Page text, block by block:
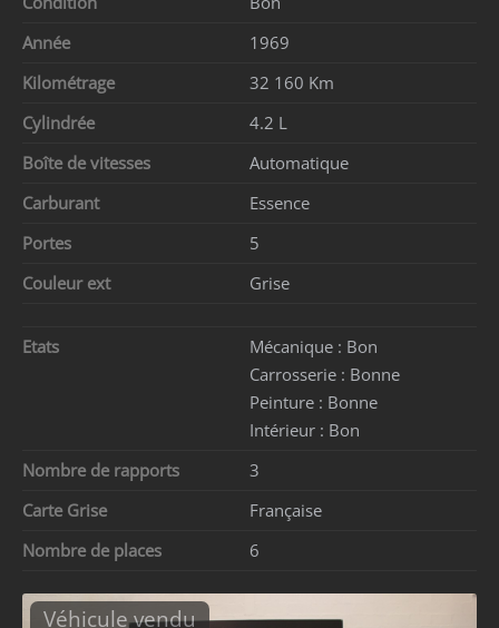
Année
1969
Kilométrage
32 160 Km
Cylindrée
4.2 L
Boîte de vitesses
Automatique
Carburant
Essence
Portes
5
Couleur ext
Grise
Etats Mécanique : Bon
Carrosserie : Bonne
Peinture : Bonne
Intérieur : Bon
Nombre de rapports
3
Carte Grise
Française
Nombre de places
6
Véhicule vendu